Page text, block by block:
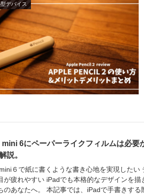
デバイス
mini 6にペーパーライクフィルムは必要
説。
６で紙に書くような書き心地を実現したい
が疲れやすい iPadでも本格的なデザインを
のあなたへ。 本記事では、iPadで手書きす